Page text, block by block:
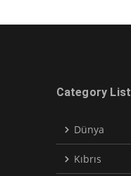
Category List
Dünya
Kıbrıs